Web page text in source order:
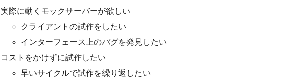
実際に動くモックサーバーが欲しい
クライアントの試作をしたい
インターフェース上のバグを発見したい
コストをかけずに試作したい
早いサイクルで試作を繰り返したい